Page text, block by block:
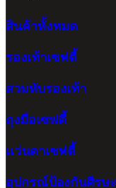
สินค้าทั้งหมด
รองเท้าเซฟตี้
สวมทับรองเท้า
ถุงมือเซฟตี้
แว่นตาเซฟตี้
อุปกรณ์ป้องกันศีรษะ